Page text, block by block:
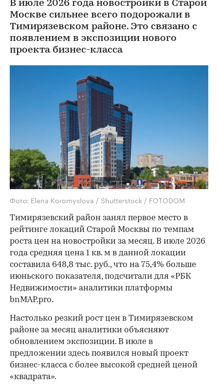
В июле 2026 года новостройки в Старой
Москве сильнее всего подорожали в
Тимирязевском районе. Это связано с
появлением в экспозиции нового
проекта бизнес-класса
Фото: Elena Koromyslova / Shutterstock / FOTODOM
Тимирязевский район занял первое место в
рейтинге локаций Старой Москвы по темпам
роста цен на новостройки за месяц. В июле 2026
года средняя цена 1 кв. м в данной локации
составила 648,8 тыс. руб., что на 75,4% больше
июньского показателя, подсчитали для «РБК
Недвижимости» аналитики платформы
bnMAP.pro.
Настолько резкий рост цен в Тимирязевском
районе за месяц аналитики объясняют
обновлением экспозиции. В июле в
предложении здесь появился новый проект
бизнес-класса с более высокой средней ценой
«квадрата».